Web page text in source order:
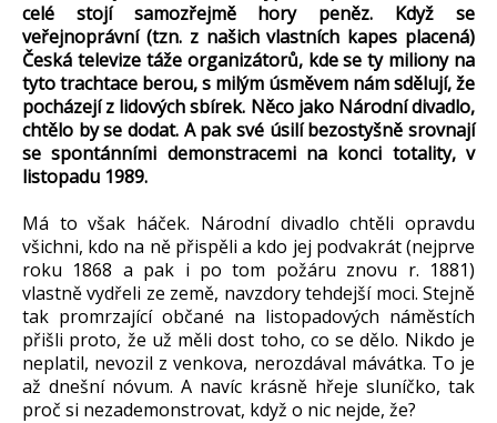
celé stojí samozřejmě hory peněz. Když se
veřejnoprávní (tzn. z našich vlastních kapes placená)
Česká televize táže organizátorů, kde se ty miliony na
tyto trachtace berou, s milým úsměvem nám sdělují, že
pocházejí z lidových sbírek. Něco jako Národní divadlo,
chtělo by se dodat. A pak své úsilí bezostyšně srovnají
se spontánními demonstracemi na konci totality, v
listopadu 1989.
Má to však háček. Národní divadlo chtěli opravdu
všichni, kdo na ně přispěli a kdo jej podvakrát (nejprve
roku 1868 a pak i po tom požáru znovu r. 1881)
vlastně vydřeli ze země, navzdory tehdejší moci. Stejně
tak promrzající občané na listopadových náměstích
přišli proto, že už měli dost toho, co se dělo. Nikdo je
neplatil, nevozil z venkova, nerozdával mávátka. To je
až dnešní nóvum. A navíc krásně hřeje sluníčko, tak
proč si nezademonstrovat, když o nic nejde, že?